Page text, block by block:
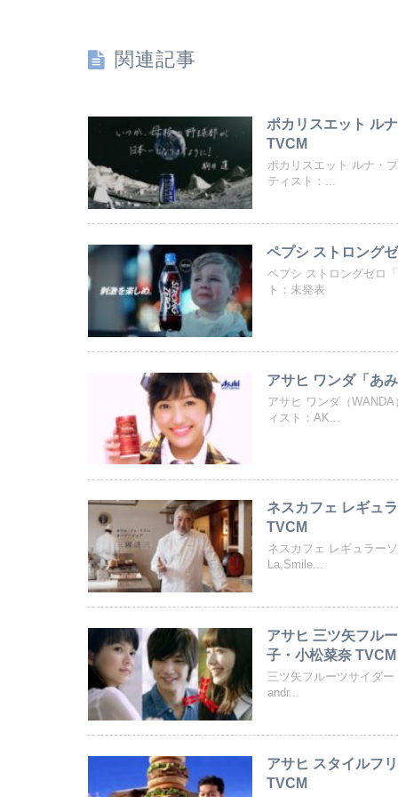
関連記事
ポカリスエット ル
TVCM
ポカリスエット ルナ・
ティスト：...
ペプシ ストロング
ペプシ ストロングゼロ
ト：未発表
アサヒ ワンダ「あ
アサヒ ワンダ（
ィスト：AK...
ネスカフェ レギュ
TVCM
ネスカフェ レギュラー
La,Smile...
アサヒ 三ツ矢フル
子・小松菜奈 TVCM
三ツ矢フルーツサイダ
andr...
アサヒ スタイルフリー 「ハ
TVCM